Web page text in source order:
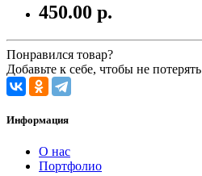
450.00 р.
Понравился товар?
Добавьте к себе, чтобы не потерять
Информация
О нас
Портфолио